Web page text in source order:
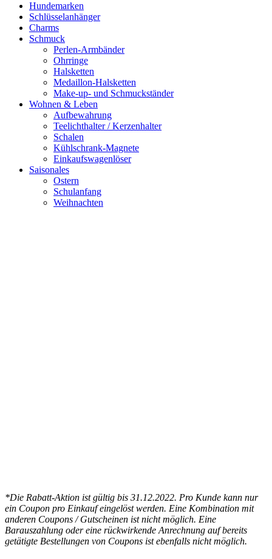
Hundemarken
Schlüsselanhänger
Charms
Schmuck
Perlen-Armbänder
Ohrringe
Halsketten
Medaillon-Halsketten
Make-up- und Schmuckständer
Wohnen & Leben
Aufbewahrung
Teelichthalter / Kerzenhalter
Schalen
Kühlschrank-Magnete
Einkaufswagenlöser
Saisonales
Ostern
Schulanfang
Weihnachten
*Die Rabatt-Aktion ist gültig bis 31.12.2022. Pro Kunde kann nur
ein Coupon pro Einkauf eingelöst werden. Eine Kombination mit
anderen Coupons / Gutscheinen ist nicht möglich. Eine
Barauszahlung oder eine rückwirkende Anrechnung auf bereits
getätigte Bestellungen von Coupons ist ebenfalls nicht möglich.